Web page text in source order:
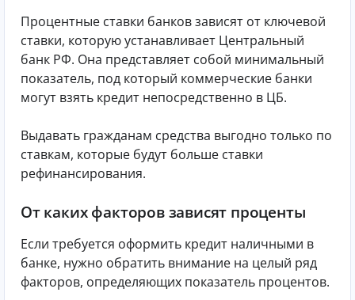
Процентные ставки банков зависят от ключевой
ставки, которую устанавливает Центральный
банк РФ. Она представляет собой минимальный
показатель, под который коммерческие банки
могут взять кредит непосредственно в ЦБ.
Выдавать гражданам средства выгодно только по
ставкам, которые будут больше ставки
рефинансирования.
От каких факторов зависят проценты
Если требуется оформить кредит наличными в
банке, нужно обратить внимание на целый ряд
факторов, определяющих показатель процентов.